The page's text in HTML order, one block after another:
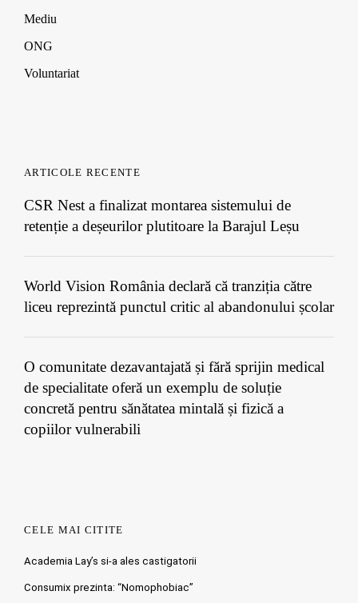
Mediu
ONG
Voluntariat
ARTICOLE RECENTE
CSR Nest a finalizat montarea sistemului de
retenție a deșeurilor plutitoare la Barajul Leșu
World Vision România declară că tranziția către
liceu reprezintă punctul critic al abandonului școlar
O comunitate dezavantajată și fără sprijin medical
de specialitate oferă un exemplu de soluție
concretă pentru sănătatea mintală și fizică a
copiilor vulnerabili
CELE MAI CITITE
Academia Lay’s si-a ales castigatorii
Consumix prezinta: “Nomophobiac”